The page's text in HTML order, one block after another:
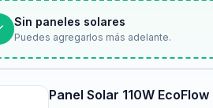
Sin paneles solares
Puedes agregarlos más adelante.
Panel Solar 110W EcoFlow